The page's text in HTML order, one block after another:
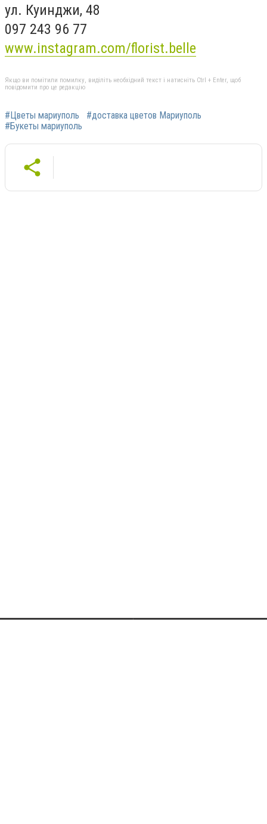
ул. Куинджи, ‎48
097 243 96 77
www.instagram.com/florist.belle
Якщо ви помітили помилку, виділіть необхідний текст і натисніть Ctrl + Enter, щоб
повідомити про це редакцію
#Цветы мариуполь
#доставка цветов Мариуполь
#Букеты мариуполь